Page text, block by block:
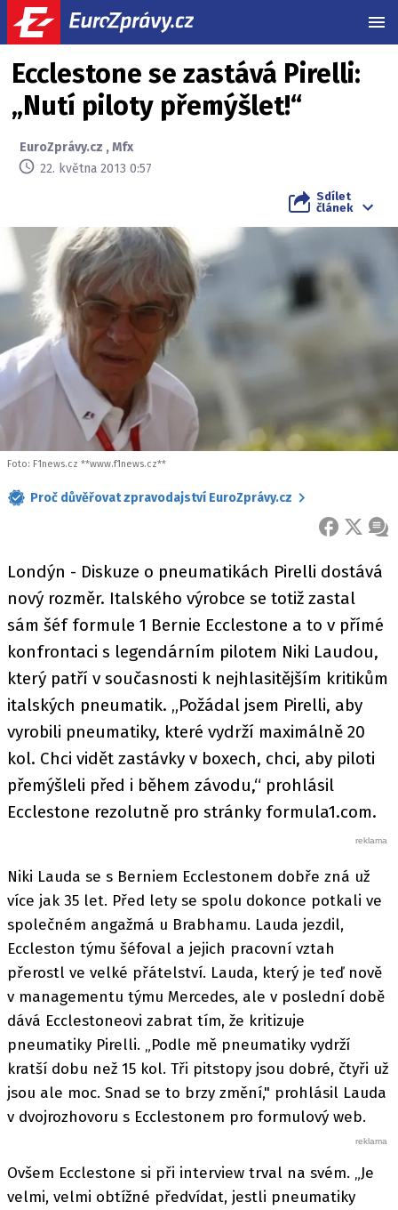
Ecclestone se zastává Pirelli:
„Nutí piloty přemýšlet!“
EuroZprávy.cz ,Mfx
22. května 2013 0:57
Sdílet
článek
Foto: F1news.cz **www.f1news.cz**
Proč důvěřovat zpravodajství EuroZprávy.cz
FACEBOOK
X
Londýn - Diskuze o pneumatikách Pirelli dostává
nový rozměr. Italského výrobce se totiž zastal
sám šéf formule 1 Bernie Ecclestone a to v přímé
konfrontaci s legendárním pilotem Niki Laudou,
který patří v současnosti k nejhlasitějším kritikům
italských pneumatik. „Požádal jsem Pirelli, aby
vyrobili pneumatiky, které vydrží maximálně 20
kol. Chci vidět zastávky v boxech, chci, aby piloti
přemýšleli před i během závodu,“ prohlásil
Ecclestone rezolutně pro stránky formula1.com.
Niki Lauda se s Berniem Ecclestonem dobře zná už
více jak 35 let. Před lety se spolu dokonce potkali ve
společném angažmá u Brabhamu. Lauda jezdil,
Eccleston týmu šéfoval a jejich pracovní vztah
přerostl ve velké přátelství. Lauda, který je teď nově
v managementu týmu Mercedes, ale v poslední době
dává Ecclestoneovi zabrat tím, že kritizuje
pneumatiky Pirelli. „Podle mě pneumatiky vydrží
kratší dobu než 15 kol. Tři pitstopy jsou dobré, čtyři už
jsou ale moc. Snad se to brzy změní," prohlásil Lauda
v dvojrozhovoru s Ecclestonem pro formulový web.
Ovšem Ecclestone si při interview trval na svém. „Je
velmi, velmi obtížné předvídat, jestli pneumatiky